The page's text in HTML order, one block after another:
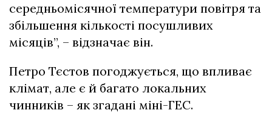
середньомісячної температури повітря та
збільшення кількості посушливих
місяців”, – відзначає він.
Петро Тєстов погоджується, що впливає
клімат, але є й багато локальних
чинників – як згадані міні-ГЕС.